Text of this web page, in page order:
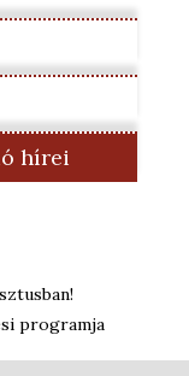
hírei
programja